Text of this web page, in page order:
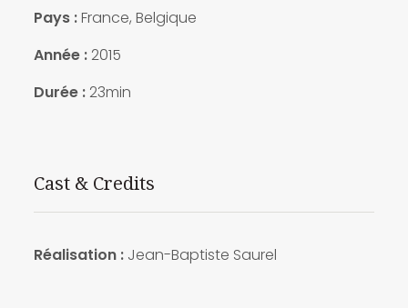
Pays :France, Belgique
Année :2015
Durée :23min
Cast & Credits
Réalisation : Jean-Baptiste Saurel